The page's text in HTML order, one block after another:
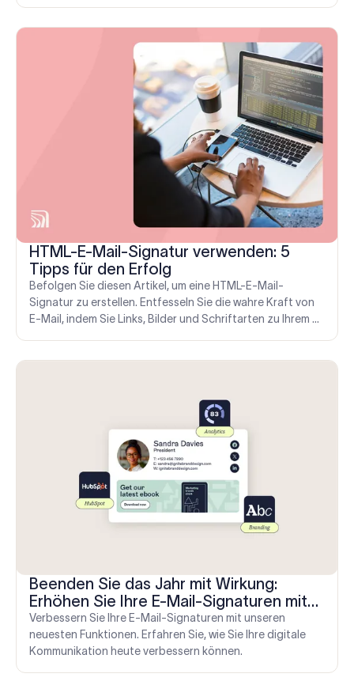
HTML-E-Mail-Signatur verwenden: 5
Tipps für den Erfolg
Befolgen Sie diesen Artikel, um eine HTML-E-Mail-
Signatur zu erstellen. Entfesseln Sie die wahre Kraft von
E-Mail, indem Sie Links, Bilder und Schriftarten zu Ihrem E-
Beenden Sie das Jahr mit Wirkung:
Erhöhen Sie Ihre E-Mail-Signaturen mit
unseren neuen Funktionen
Verbessern Sie Ihre E-Mail-Signaturen mit unseren
neuesten Funktionen. Erfahren Sie, wie Sie Ihre digitale
Kommunikation heute verbessern können.